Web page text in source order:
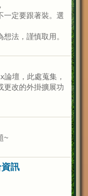
一定要跟著裝。選
法，謹慎取用。
論壇，此處蒐集，
更改的外掛擴展功
~
訊